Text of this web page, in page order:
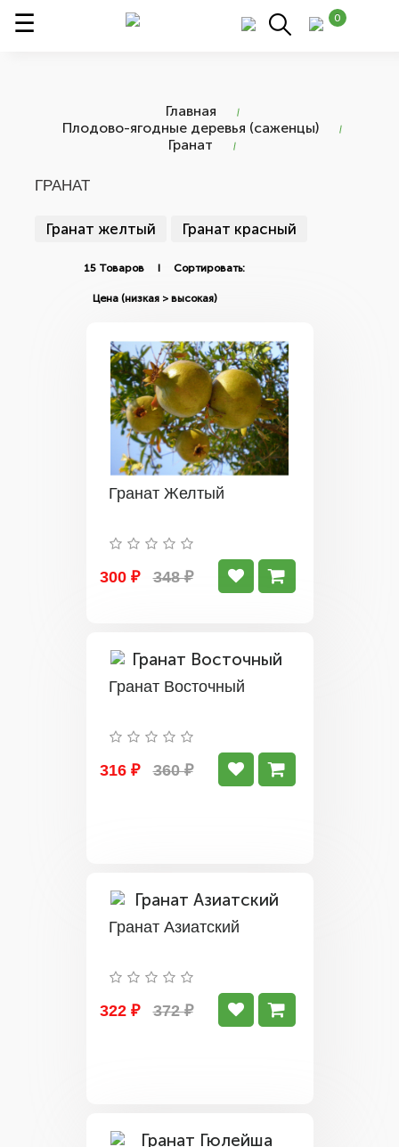
0
Главная
Плодово-ягодные деревья (саженцы)
Гранат
ГРАНАТ
Гранат желтый Гранат красный
15 Товаров I Сортировать:
Гранат Желтый
300 ₽ 348 ₽
Гранат Восточный
316 ₽ 360 ₽
Гранат Азиатский
322 ₽ 372 ₽